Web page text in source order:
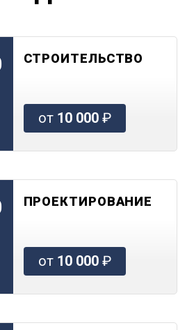
СТРОИТЕЛЬСТВО
от 10 000₽
ПРОЕКТИРОВАНИЕ
от 10 000₽